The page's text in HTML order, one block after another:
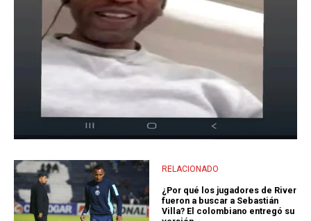
RELACIONADO
¿Por qué los jugadores de River
fueron a buscar a Sebastián
Villa? El colombiano entregó su